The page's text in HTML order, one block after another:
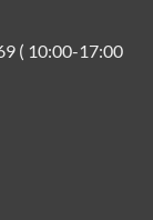
( 10:00-17:00